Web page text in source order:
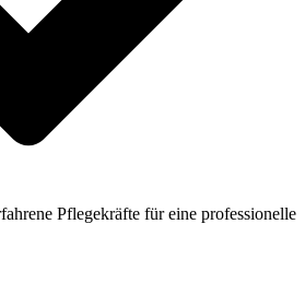
Pflegekräfte für eine professionelle